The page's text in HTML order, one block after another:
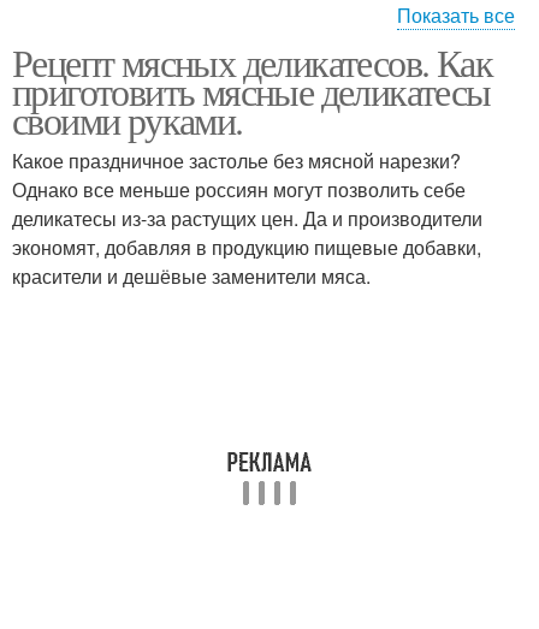
условиях
Сосиски из курицы
Диетическая сосиска
Сосиски из куриной
грудки
Показать все
Рецепт мясных деликатесов. Как
приготовить мясные деликатесы
своими руками.
Какое праздничное застолье без мясной нарезки?
Однако все меньше россиян могут позволить себе
деликатесы из-за растущих цен. Да и производители
экономят, добавляя в продукцию пищевые добавки,
красители и дешёвые заменители мяса.